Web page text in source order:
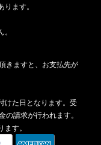
ます。
きますと、お支払先が
けた日となります。受
請求が行われます。
す。